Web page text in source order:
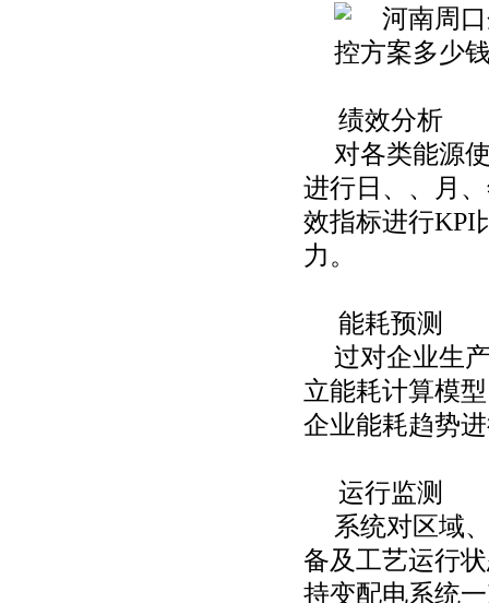
绩效分析
对各类能源
进行日、、月
效指标进行KPI
力。
能耗预测
过对企业生
立能耗计算模
企业能耗趋势
运行监测
系统对区域
备及工艺运行
持变配电系统